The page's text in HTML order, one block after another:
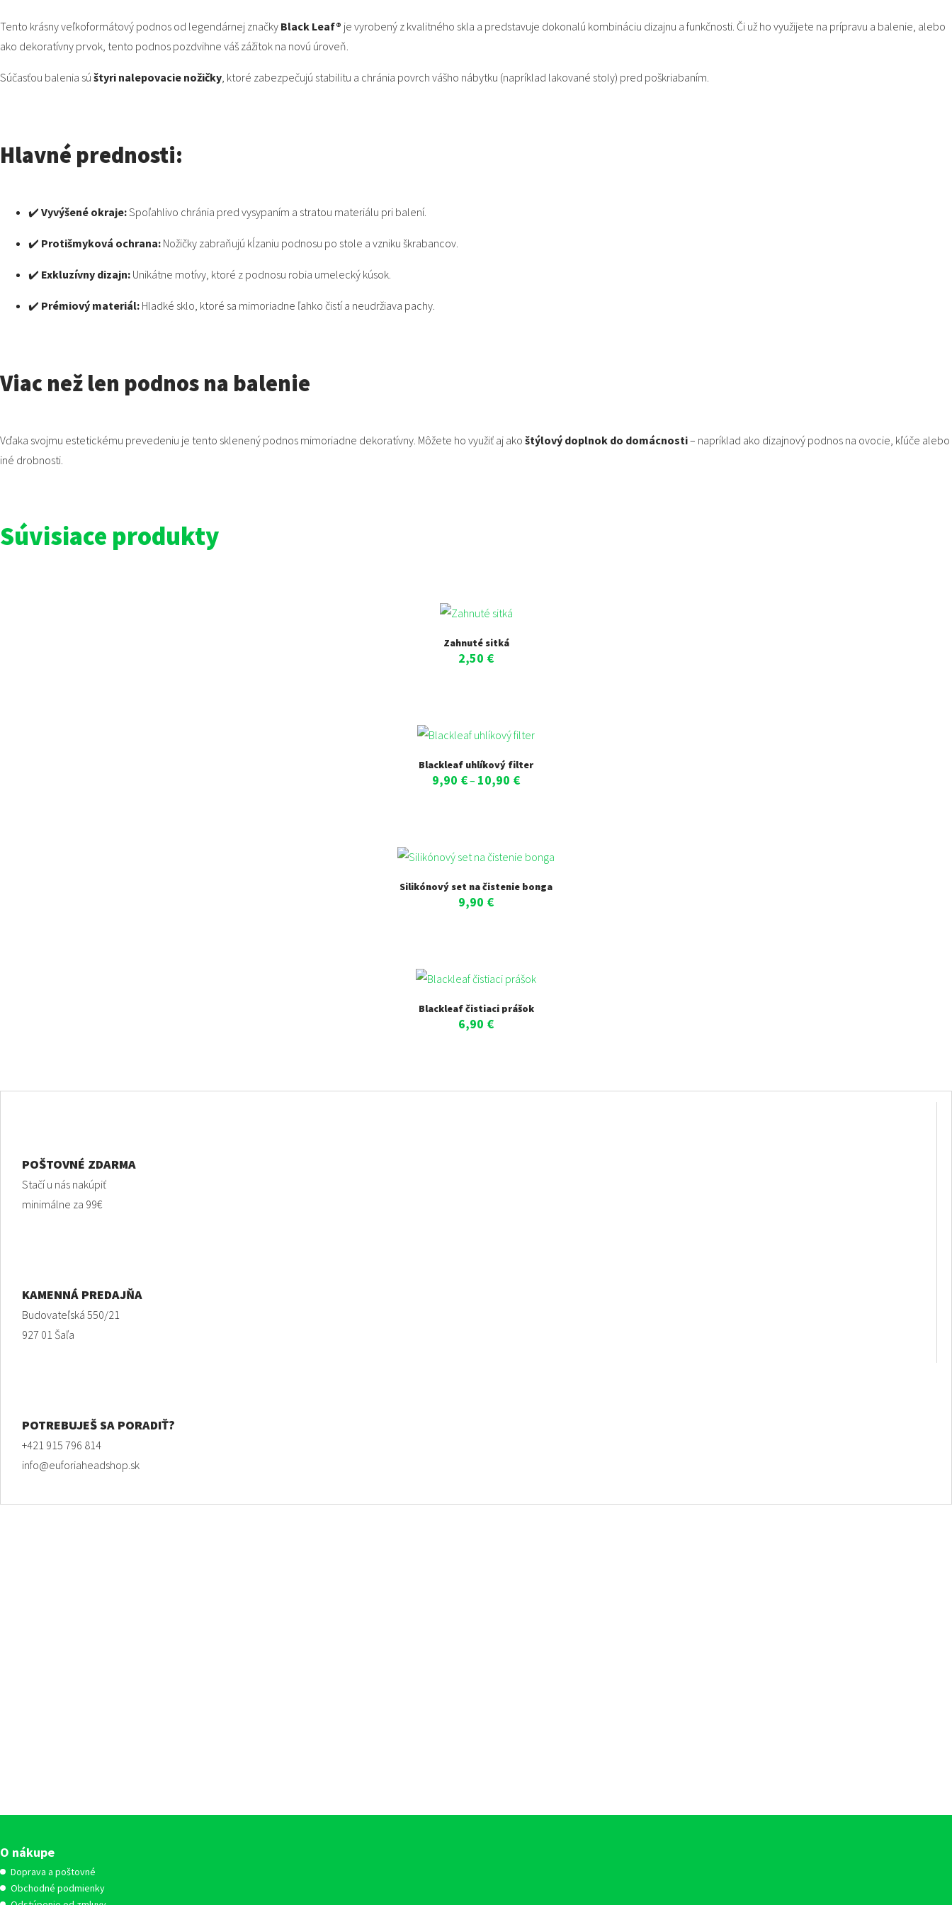
Tento krásny veľkoformátový podnos od legendárnej značky Black Leaf® je vyrobený z kvalitného skla a predstavuje dokonalú kombináciu dizajnu a funkčnosti. Či už ho využijete na prípravu a balenie, alebo
ako dekoratívny prvok, tento podnos pozdvihne váš zážitok na novú úroveň.
Súčasťou balenia sú štyri nalepovacie nožičky ktoré zabezpečujú stabilitu a chránia povrch vášho nábytku (napríklad lakované stoly) pred poškriabaním.
Hlavné prednosti:
✔️ Vyvýšené okraje:Spoľahlivo chránia pred vysypaním a stratou materiálu pri balení.
✔️ Protišmyková ochrana: Nožičky zabraňujú kĺzaniu podnosu po stole a vzniku škrabancov.
✔️ Exkluzívny dizajn: Unikátne motívy, ktoré z podnosu robia umelecký kúsok.
✔️ Prémiový materiál: Hladké sklo, ktoré sa mimoriadne ľahko čistí a neudržiava pachy.
Viac než len podnos na balenie
Vďaka svojmu estetickému prevedeniu je tento sklenený podnos mimoriadne dekoratívny. Môžete ho využiť aj ako štýlový doplnok do domácnosti– napríklad ako dizajnový podnos na ovocie, kľúče alebo
iné drobnosti.
Súvisiace produkty
Zahnuté sitká
2,50 €
Blackleaf uhlíkový filter
9,90 €– 10,90 €Price
10,90 €
Silikónový set na čistenie bonga
9,90 €
Blackleaf čistiaci prášok
6,90 €
POŠTOVNÉ ZDARMA
Stačí u nás nakúpiť
minimálne za 99€
KAMENNÁ PREDAJŇA
Budovateľská 550/21
927 01 Šaľa
POTREBUJEŠ SA PORADIŤ?
+421 915 796 814
info@euforiaheadshop.sk
O nákupe
Doprava a poštovné
Obchodné podmienky